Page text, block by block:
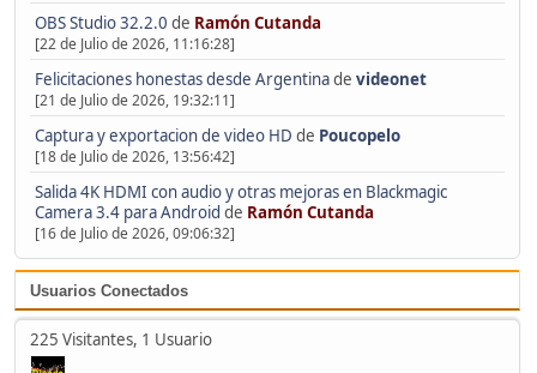
OBS Studio 32.2.0 de Ramón Cutanda
[22 de Julio de 2026, 11:16:28]
Felicitaciones honestas desde Argentinade videonet
[21 de Julio de 2026, 19:32:11]
Captura y exportacion de video HD de Poucopelo
[18 de Julio de 2026, 13:56:42]
Salida 4K HDMI con audio y otras mejoras en Blackmagic
Camera 3.4 para Android de Ramón Cutanda
[16 de Julio de 2026, 09:06:32]
Usuarios Conectados
225 Visitantes, 1 Usuario